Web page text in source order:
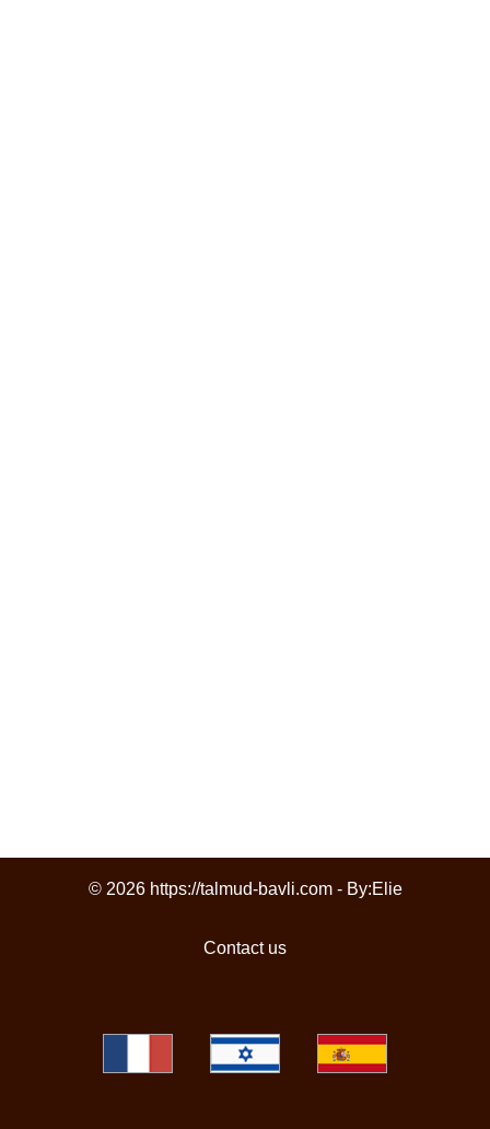
© 2026 https://talmud-bavli.com - By:Elie
Contact us